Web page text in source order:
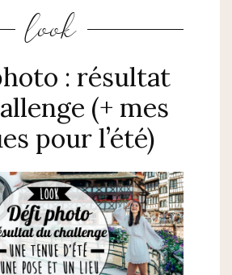
look
: résultat
(+ mes
pour l’été)